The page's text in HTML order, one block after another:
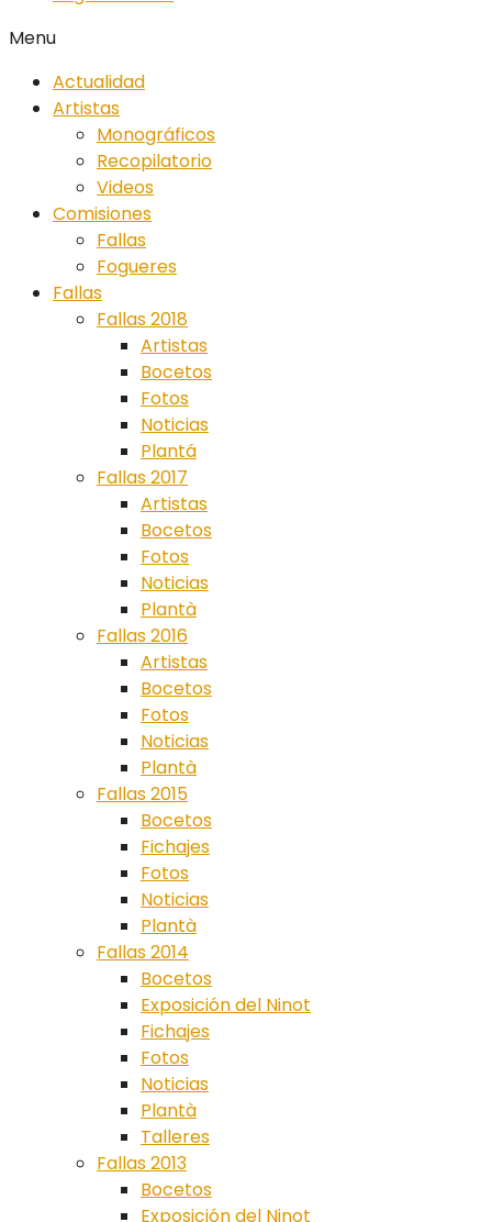
Menu
Actualidad
Artistas
Monográficos
Recopilatorio
Videos
Comisiones
Fallas
Fogueres
Fallas
Fallas 2018
Artistas
Bocetos
Fotos
Noticias
Plantá
Fallas 2017
Artistas
Bocetos
Fotos
Noticias
Plantà
Fallas 2016
Artistas
Bocetos
Fotos
Noticias
Plantà
Fallas 2015
Bocetos
Fichajes
Fotos
Noticias
Plantà
Fallas 2014
Bocetos
Exposición del Ninot
Fichajes
Fotos
Noticias
Plantà
Talleres
Fallas 2013
Bocetos
Exposición del Ninot